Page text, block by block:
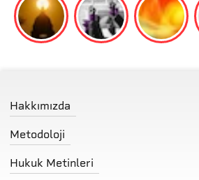
Hakkımızda
Metodoloji
Hukuk Metinleri